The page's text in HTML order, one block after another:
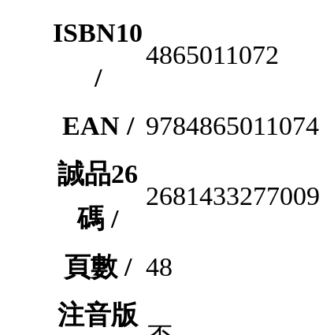
ISBN10
/
4865011072
EAN / 9784865011074
誠品26
碼 /
2681433277009
頁數 / 48
注音版